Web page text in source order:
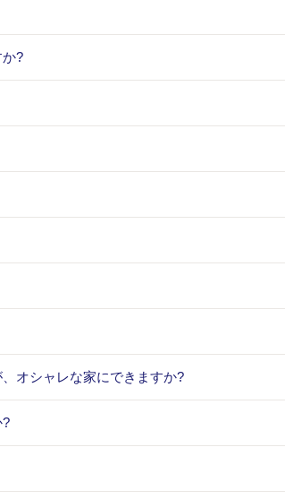
?
オシャレな家にできますか?
?